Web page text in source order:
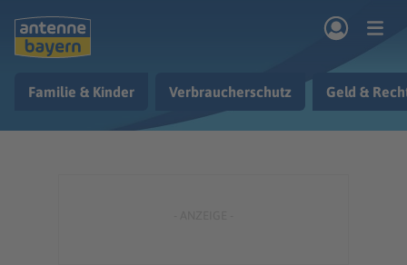
Ratgeber
Familie & Kinder Verbraucherschutz Geld &